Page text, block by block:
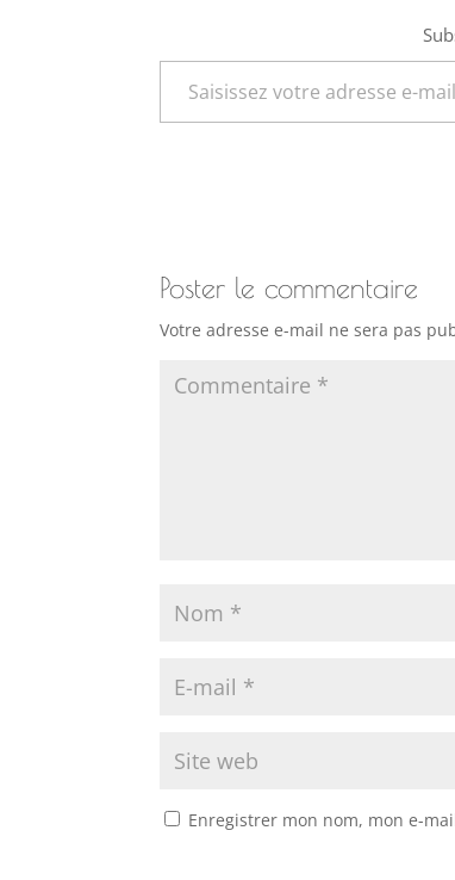
Saisissez votre adresse e-mail…
Poster le commentaire
Votre adresse e-mail ne sera pas
Enregistrer mon nom, mon e-